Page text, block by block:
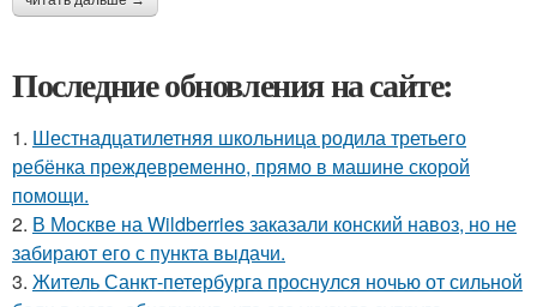
Последние обновления на сайте:
1. Шестнадцатилетняя школьница родила третьего
ребёнка преждевременно, прямо в машине скорой
помощи.
2. В Москве на Wildberries заказали конский навоз, но не
забирают его с пункта выдачи.
3. Житель Санкт-петербурга проснулся ночью от сильной